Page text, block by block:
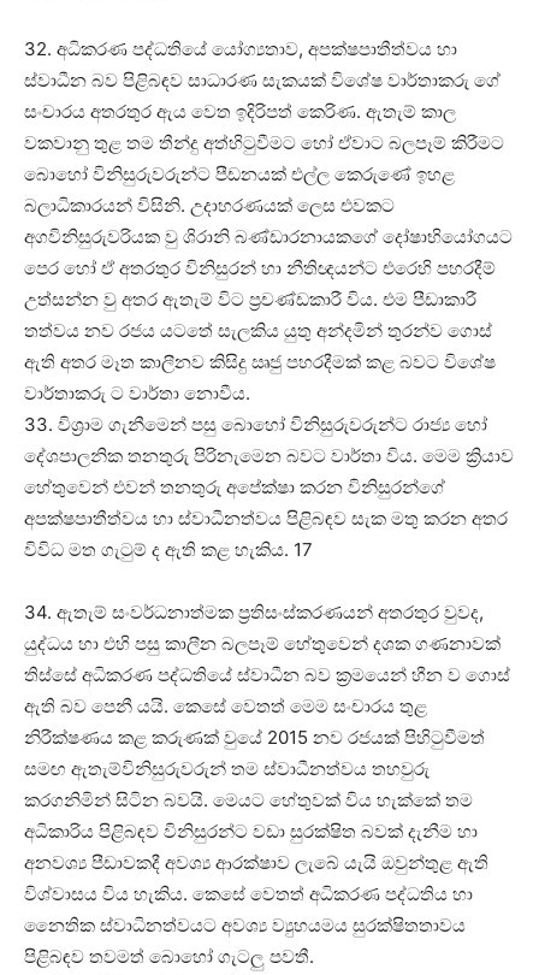
32. අධිකරණ පද්ධතියේ යෝග්‍යතාව, අපක්ෂපාතීත්වය හා
ස්වාධීන බව පිළිබඳව සාධාරණ සැකයක් විශේෂ වාර්තාකරු ගේ
සංචාරය අතරතුර ඇය වෙත ඉදිරිපත් කෙරිණ. ඇතැම් කාල
වකවානු තුළ තම තීන්දු අත්හිටුවීමට හෝ ඒවාට බලපෑම් කිරීමට
බොහෝ විනිසුරුවරුන්ට පීඩනයක් එල්ල කෙරුණේ ඉහළ
බලාධිකාරයන් විසිනි. උදාහරණයක් ලෙස එවකට
අගවිනිසුරුවරියක වු ශිරානි බණ්ඩාරනායකගේ දෝෂාභියෝගයට
පෙර හෝ ඒ අතරතුර විනිසුරන් හා නීතිඥයන්ට එරෙහි පහරදීම්
උත්සන්න වු අතර ඇතැම් විට ප්‍රචණ්ඩකාරී විය. එම පීඩාකාරී
තත්වය නව රජය යටතේ සැලකිය යුතු අන්දමින් තුරන්ව ගොස්
ඇති අතර මෑත කාලීනව කිසිදු ඍජු පහරදීමක් කළ බවට විශේෂ
වාර්තාකරු ට වාර්තා නොවීය.
33. විශ්‍රාම ගැනීමෙන් පසු බොහෝ විනිසුරුවරුන්ට රාජ්‍ය හෝ
දේශපාලනික තනතුරු පිරිනැමෙන බවට වාර්තා විය. මෙම ක්‍රියාව
හේතුවෙන් එවන් තනතුරු අපේක්ෂා කරන විනිසුරන්ගේ
අපක්ෂපාතීත්වය හා ස්වාධීනත්වය පිළිබඳව සැක මතු කරන අතර
විවිධ මත ගැටුම් ද ඇති කළ හැකිය. 17
34. ඇතැම් සංවර්ධනාත්මක ප්‍රතිසංස්කරණයන් අතරතුර වුවද,
යුද්ධය හා එහි පසු කාලීන බලපෑම් හේතුවෙන් දශක ගණනාවක්
තිස්සේ අධිකරණ පද්ධතියේ ස්වාධීන බව ක්‍රමයෙන් හීන ව ගොස්
ඇති බව පෙනී යයි. කෙසේ වෙතත් මෙම සංචාරය තුළ
නිරීක්ෂණය කළ කරුණක් වුයේ 2015 නව රජයක් පිහිටුවීමත්
සමඟ ඇතැම්විනිසුරුවරුන් තම ස්වාධීනත්වය තහවුරු
කරගනිමින් සිටින බවයි. මෙයට හේතුවක් විය හැක්කේ තම
අධිකාරිය පිළිබඳව විනිසුරන්ට වඩා සුරක්ෂිත බවක් දැනීම හා
අනවශ්‍ය පීඩාවකදී අවශ්‍ය ආරක්ෂාව ලැබේ යැයි ඔවුන්තුළ ඇති
විශ්වාසය විය හැකිය. කෙසේ වෙතත් අධිකරණ පද්ධතිය හා
නෛතික ස්වාධිනත්වයට අවශ්‍ය ව්‍යුහයමය සුරක්ෂිතතාවය
පිළිබඳව තවමත් බොහෝ ගැටලු පවතී.